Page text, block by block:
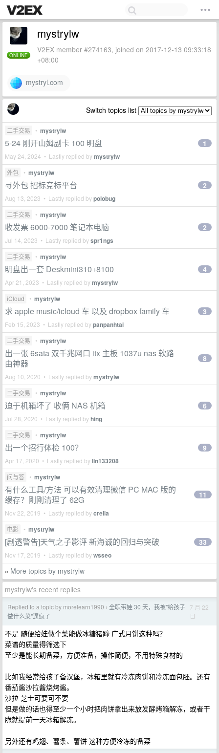
ONLINE
mystrylw
V2EX member #274163, joined on 2017-12-13 09:33:18
+08:00
mystryl.com
Switch topics list
二手交易 • mystrylw
5-24 刚开山姆副卡 100 明盘
May 24, 2024 • Lastly replied bymystrylw
1
外包 • mystrylw
寻外包 招标竞标平台
Aug 13, 2023 • Lastly replied bypolobug
2
二手交易 • mystrylw
收发票 6000-7000 笔记本电脑
Jul 14, 2023 • Lastly replied byspr1ngs
2
二手交易 • mystrylw
明盘出一套 Deskmini310+8100
Apr 21, 2023 • Lastly replied bymystrylw
4
iCloud • mystrylw
求 apple music/icloud 车 以及 dropbox family 车
Feb 15, 2023 • Lastly replied bypanpanhtai
3
二手交易 • mystrylw
出一张 6sata 双千兆网口 itx 主板 1037u nas 软路
由神器
Aug 10, 2020 • Lastly replied bymystrylw
8
二手交易 • mystrylw
迫于机箱坏了 收俩 NAS 机箱
Jul 28, 2020 • Lastly replied byhing
6
二手交易 • mystrylw
出一个招行体检 100？
Apr 17, 2020 • Lastly replied bylln133208
9
问与答 • mystrylw
有什么工具/方法 可以有效清理微信 PC MAC 版的
缓存？刚刚清理了 62G
Nov 22, 2019 • Lastly replied bycrella
11
电影 • mystrylw
[剧透警告]天气之子影评 新海诚的回归与突破
Nov 17, 2019 • Lastly replied bywsseo
33
» More topics by mystrylw
mystrylw's recent replies
Replied to a topic by morelearn1990 › 全职带娃 30 天，我被"给孩子
做什么菜"逼疯了
7 月 22
日
不是 随便给娃做个菜能做冰糖猪蹄 广式月饼这种吗？
菜谱的质量得筛选下
至少是能长期备菜，方便准备，操作简便，不用特殊食材的
比如我经常给孩子备汉堡，冰箱里就有冷冻肉饼和冷冻面包胚。还有
番茄酱沙拉酱烧烤酱。
沙拉 芝士可要可不要
但是做的话也得至少一个小时把肉饼拿出来放发酵烤箱解冻，或者干
脆就提前一天冰箱解冻。
另外还有鸡翅、薯条、薯饼 这种方便冷冻的备菜